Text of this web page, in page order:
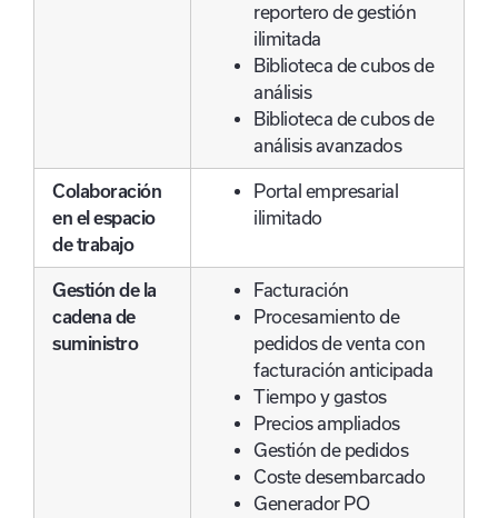
reportero de gestión
ilimitada
Biblioteca de cubos de
análisis
Biblioteca de cubos de
análisis avanzados
Colaboración
en el espacio
de trabajo
Portal empresarial
ilimitado
Gestión de la
cadena de
suministro
Facturación
Procesamiento de
pedidos de venta con
facturación anticipada
Tiempo y gastos
Precios ampliados
Gestión de pedidos
Coste desembarcado
Generador PO